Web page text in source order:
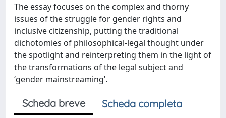
The essay focuses on the complex and thorny
issues of the struggle for gender rights and
inclusive citizenship, putting the traditional
dichotomies of philosophical-legal thought under
the spotlight and reinterpreting them in the light of
the transformations of the legal subject and
‘gender mainstreaming’.
Scheda breve
Scheda completa